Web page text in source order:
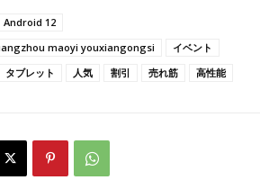
Android 12
maoyi youxiangongsi
イベント
タブレット 人気 割引 売れ筋 高性能